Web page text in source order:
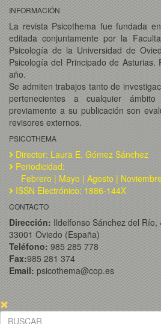
INFORMACIÓN
La revista Psicothema fue fundada
editada conjuntamente por la
Psicología de la Universidad de
Psicología del Principado de Asturias.
año.
Se admiten trabajos tanto de
pertenecientes a cualquier
previamente a su publicación son
revisores externos.
PSICOTHEMA
Director: Laura E. Gómez Sánchez
Periodicidad:
Febrero | Mayo | Agosto |
ISSN Electrónico: 1886-144X
CONTACTO
Dirección: Ildelfonso Sánchez del Río,
33001 Oviedo (España)
Teléfono: 985 285 778
Fax:985 281 374
Email: psicothema@cop.es